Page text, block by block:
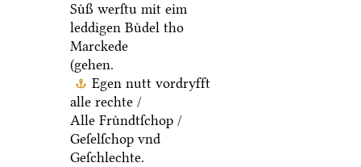
Suͤß werſtu mit eim
leddigen Buͤdel tho
Marckede
(gehen.
Egen nutt vordryfft
alle rechte /
Alle Fruͤndtſchop /
Geſelſchop vnd
Geſchlechte.